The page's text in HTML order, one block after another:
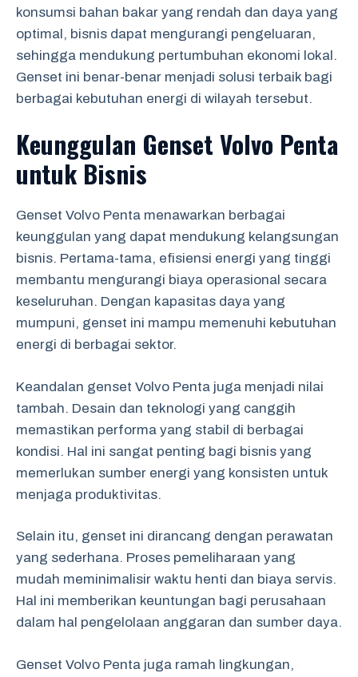
konsumsi bahan bakar yang rendah dan daya yang
optimal, bisnis dapat mengurangi pengeluaran,
sehingga mendukung pertumbuhan ekonomi lokal.
Genset ini benar-benar menjadi solusi terbaik bagi
berbagai kebutuhan energi di wilayah tersebut.
Keunggulan Genset Volvo Penta
untuk Bisnis
Genset Volvo Penta menawarkan berbagai
keunggulan yang dapat mendukung kelangsungan
bisnis. Pertama-tama, efisiensi energi yang tinggi
membantu mengurangi biaya operasional secara
keseluruhan. Dengan kapasitas daya yang
mumpuni, genset ini mampu memenuhi kebutuhan
energi di berbagai sektor.
Keandalan genset Volvo Penta juga menjadi nilai
tambah. Desain dan teknologi yang canggih
memastikan performa yang stabil di berbagai
kondisi. Hal ini sangat penting bagi bisnis yang
memerlukan sumber energi yang konsisten untuk
menjaga produktivitas.
Selain itu, genset ini dirancang dengan perawatan
yang sederhana. Proses pemeliharaan yang
mudah meminimalisir waktu henti dan biaya servis.
Hal ini memberikan keuntungan bagi perusahaan
dalam hal pengelolaan anggaran dan sumber daya.
Genset Volvo Penta juga ramah lingkungan,